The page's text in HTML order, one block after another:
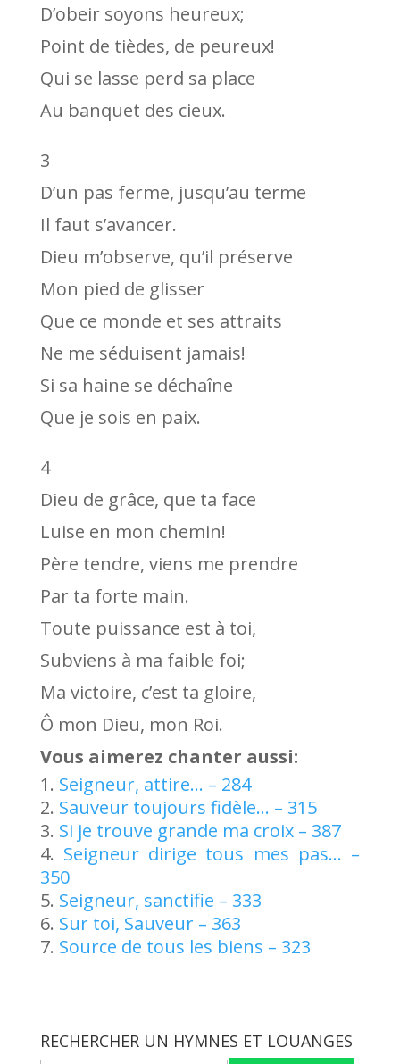
D’obeir soyons heureux;
Point de tièdes, de peureux!
Qui se lasse perd sa place
Au banquet des cieux.
3
D’un pas ferme, jusqu’au terme
Il faut s’avancer.
Dieu m’observe, qu’il préserve
Mon pied de glisser
Que ce monde et ses attraits
Ne me séduisent jamais!
Si sa haine se déchaîne
Que je sois en paix.
4
Dieu de grâce, que ta face
Luise en mon chemin!
Père tendre, viens me prendre
Par ta forte main.
Toute puissance est à toi,
Subviens à ma faible foi;
Ma victoire, c’est ta gloire,
Ô mon Dieu, mon Roi.
Vous aimerez chanter aussi:
Seigneur, attire… – 284
Sauveur toujours fidèle… – 315
Si je trouve grande ma croix – 387
Seigneur dirige tous mes pas… –
350
Seigneur, sanctifie – 333
Sur toi, Sauveur – 363
Source de tous les biens – 323
RECHERCHER UN HYMNES ET LOUANGES